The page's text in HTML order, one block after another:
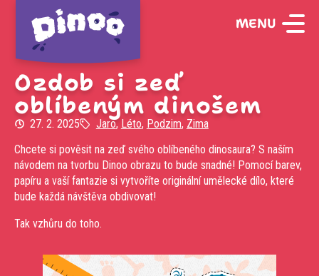
MENU
Ozdob si zeď
oblíbeným dinošem
27. 2. 2025 Jaro, Léto, Podzim, Zima
Chcete si pověsit na zeď svého oblíbeného dinosaura? S naším
návodem na tvorbu Dinoo obrazu to bude snadné! Pomocí barev,
papíru a vaší fantazie si vytvoříte originální umělecké dílo, které
bude každá návštěva obdivovat!
Tak vzhůru do toho.